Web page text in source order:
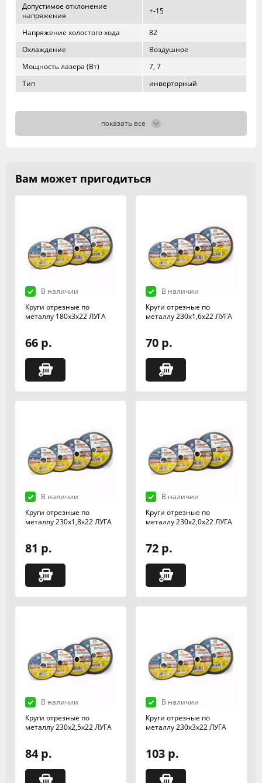
Допустимое отклонение
напряжения
+-15
Напряжение холостого хода
82
Охлаждение
Воздушное
Мощность лазера (Вт)
7, 7
Тип
инверторный
показать все
Вам может пригодиться
В наличии
Круги отрезные по
металлу 180х3х22 ЛУГА
66 р.
В наличии
Круги отрезные по
металлу 230х1,6х22 ЛУГА
70 р.
В наличии
Круги отрезные по
металлу 230х1,8х22 ЛУГА
81 р.
В наличии
Круги отрезные по
металлу 230х2,0х22 ЛУГА
72 р.
В наличии
Круги отрезные по
металлу 230х2,5х22 ЛУГА
84 р.
В наличии
Круги отрезные по
металлу 230х3х22 ЛУГА
103 р.